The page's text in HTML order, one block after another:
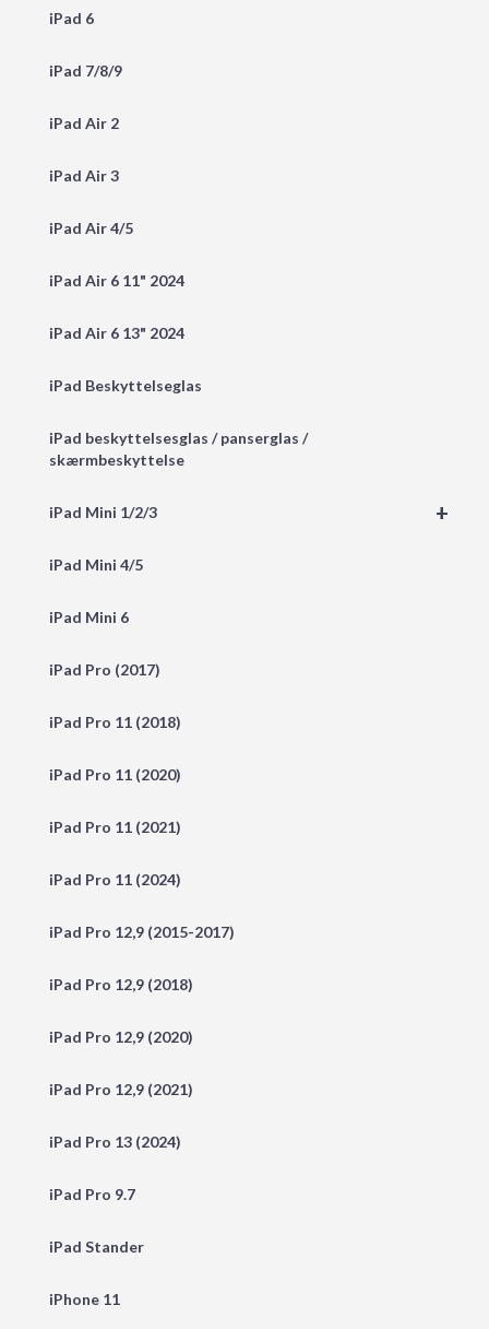
iPad 6
iPad 7/8/9
iPad Air 2
iPad Air 3
iPad Air 4/5
iPad Air 6 11" 2024
iPad Air 6 13" 2024
iPad Beskyttelseglas
iPad beskyttelsesglas / panserglas /
skærmbeskyttelse
+
iPad Mini 1/2/3
iPad Mini 4/5
iPad Mini 6
iPad Pro (2017)
iPad Pro 11 (2018)
iPad Pro 11 (2020)
iPad Pro 11 (2021)
iPad Pro 11 (2024)
iPad Pro 12,9 (2015-2017)
iPad Pro 12,9 (2018)
iPad Pro 12,9 (2020)
iPad Pro 12,9 (2021)
iPad Pro 13 (2024)
iPad Pro 9.7
iPad Stander
iPhone 11